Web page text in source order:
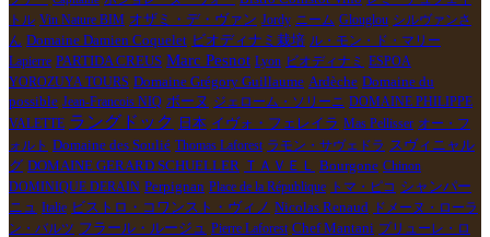
トル Vin Nature BIM オザミ・デ・ヴァン Jordy ニーム Glouglou シルヴァンさ
ん Domaine Damien Coquelet ビオディナミ栽培 ル・モン・ド・マリー
Lapierre PARTIDA CREUS Marc Pesnot Lyon ビオディナミ ESPOA
YOROZUYA TOURS Domaine Grégory Guillaume Ardèche Domaine du
possible Jean-Francois NIQ ボーヌ ジェローム・ソリーニ DOMAINE PHILIPPE
VALETTE ラングドック 日本 イヴォ・フェレイラ Mas Pellisser オー・フ
ォルト Domaine des Soulié Thomas Laforest ラモン・サヴェドラ スヴィニャル
グ DOMAINE GERARD SCHUELLER ＴＡＶＥＬ Bourgone Chinon
DOMINIQUE DERAIN Perpignan Place de la République トマ・ピコ シャンパー
ニュ Italie ビストロ・コワンスト・ヴィノ Nicolas Renaud
ドメーヌ・ローラ
ン・バルツ フラール・ルージュ Pierre Laforest Chef Mantani プリューレ・ロ